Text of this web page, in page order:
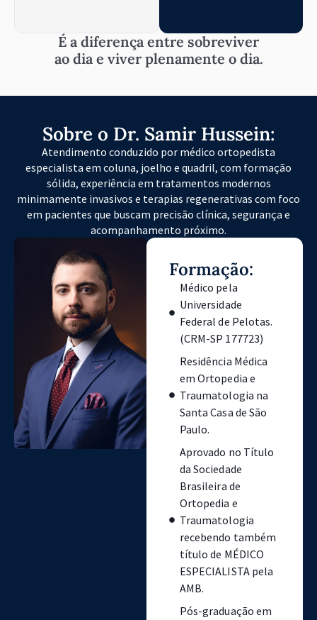
É a diferença entre sobreviver
ao dia e viver plenamente o dia.
Sobre o Dr. Samir Hussein:
Atendimento conduzido por médico ortopedista
especialista em coluna, joelho e quadril, com formação
sólida, experiência em tratamentos modernos
minimamente invasivos e terapias regenerativas com foco
em pacientes que buscam precisão clínica, segurança e
acompanhamento próximo.
Formação:
Médico pela
Universidade
Federal de Pelotas.
(CRM-SP 177723)
Residência Médica
em Ortopedia e
Traumatologia na
Santa Casa de São
Paulo.
Aprovado no Título
da Sociedade
Brasileira de
Ortopedia e
Traumatologia
recebendo também
título de MÉDICO
ESPECIALISTA pela
AMB.
Pós-graduação em